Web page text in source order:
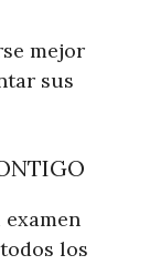
mejor
sus
los